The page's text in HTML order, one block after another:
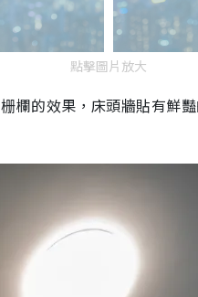
點擊圖片放大
欄的效果，床頭牆貼有鮮